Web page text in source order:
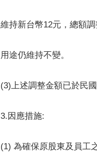
維持新台幣12元，總額
用途仍維持不變。
(3)上述調整金額已於民
3.因應措施:
(1) 為確保原股東及員工